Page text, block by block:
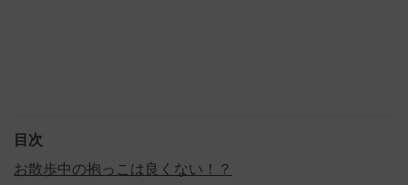
目次
お散歩中の抱っこは良くない！？